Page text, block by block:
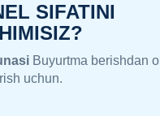
SIFATINI
Buyurtma berishdan
uchun.